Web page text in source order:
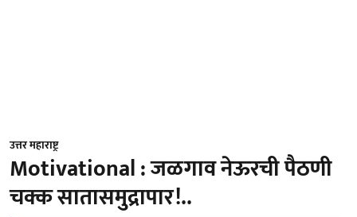
उत्तर महाराष्ट्र
Motivational : जळगाव नेऊरची पैठणी
चक्क सातासमुद्रापार!..